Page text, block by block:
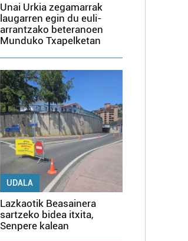
Unai Urkia zegamarrak
laugarren egin du euli-
arrantzako beteranoen
Munduko Txapelketan
UDALA
Lazkaotik Beasainera
sartzeko bidea itxita,
Senpere kalean